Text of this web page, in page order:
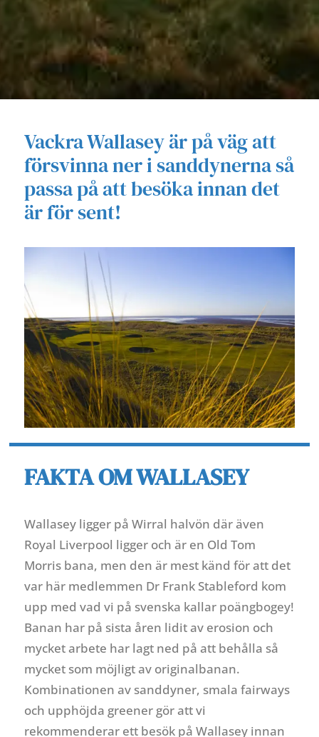
Vackra Wallasey är på väg att
försvinna ner i sanddynerna så
passa på att besöka innan det
är för sent!
FAKTA OM WALLASEY
Wallasey ligger på Wirral halvön där även
Royal Liverpool ligger och är en Old Tom
Morris bana, men den är mest känd för att det
var här medlemmen Dr Frank Stableford kom
upp med vad vi på svenska kallar poängbogey!
Banan har på sista åren lidit av erosion och
mycket arbete har lagt ned på att behålla så
mycket som möjligt av originalbanan.
Kombinationen av sanddyner, smala fairways
och upphöjda greener gör att vi
rekommenderar ett besök på Wallasey innan